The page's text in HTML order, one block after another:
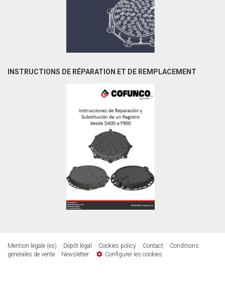
INSTRUCTIONS DE RÉPARATION ET DE REMPLACEMENT
Mention légale (es) Dépôt légal Cookies policy Contact
Conditions
générales de vente
Newsletter Configurer les cookies